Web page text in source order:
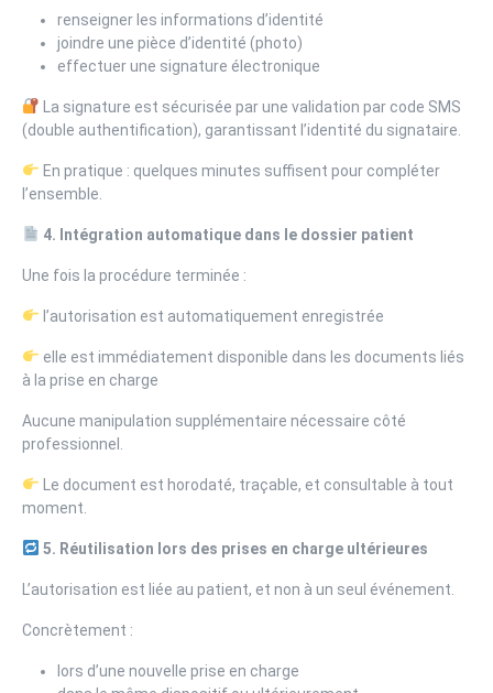
renseigner les informations d’identité
joindre une pièce d’identité (photo)
effectuer une signature électronique
La signature est sécurisée par une validation par code SMS
(double authentification), garantissant l’identité du signataire.
En pratique : quelques minutes suffisent pour compléter
l’ensemble.
4. Intégration automatique dans le dossier patient
Une fois la procédure terminée :
l’autorisation est automatiquement enregistrée
elle est immédiatement disponible dans les documents liés
à la prise en charge
Aucune manipulation supplémentaire nécessaire côté
professionnel.
Le document est horodaté, traçable, et consultable à tout
moment.
5. Réutilisation lors des prises en charge ultérieures
L’autorisation est liée au patient, et non à un seul événement.
Concrètement :
lors d’une nouvelle prise en charge